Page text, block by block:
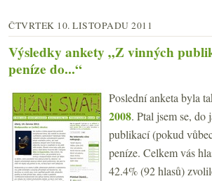
ČTVRTEK 10. LISTOPADU 2011
Výsledky ankety „Z vinných
peníze do...“
Poslední anketa byla
2008. Ptal jsem se, do
publikací (pokud
peníze. Celkem vás
42.4% (92 hlasů)